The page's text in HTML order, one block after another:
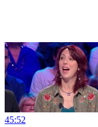
45:52